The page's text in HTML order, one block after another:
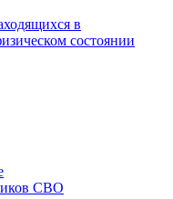
в
состоянии
СВО